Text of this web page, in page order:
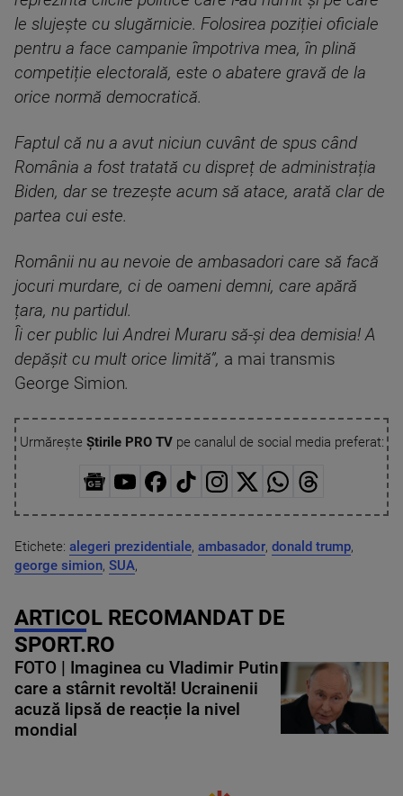
le slujește cu slugărnicie. Folosirea poziției oficiale
pentru a face campanie împotriva mea, în plină
competiție electorală, este o abatere gravă de la
orice normă democratică.
Faptul că nu a avut niciun cuvânt de spus când
România a fost tratată cu dispreț de administrația
Biden, dar se trezește acum să atace, arată clar de
partea cui este.
Românii nu au nevoie de ambasadori care să facă
jocuri murdare, ci de oameni demni, care apără
țara, nu partidul.
Îi cer public lui Andrei Muraru să-și dea demisia! A
depășit cu mult orice limită”, a mai transmis
George Simion.
Urmărește Știrile PRO TVpe canalul de social media preferat:
Etichete: alegeri prezidentiale, ambasador, donald trump,
george simion, SUA,
ARTICOL RECOMANDAT DE
SPORT.RO
FOTO | Imaginea cu Vladimir Putin
care a stârnit revoltă! Ucrainenii
acuză lipsă de reacție la nivel
mondial